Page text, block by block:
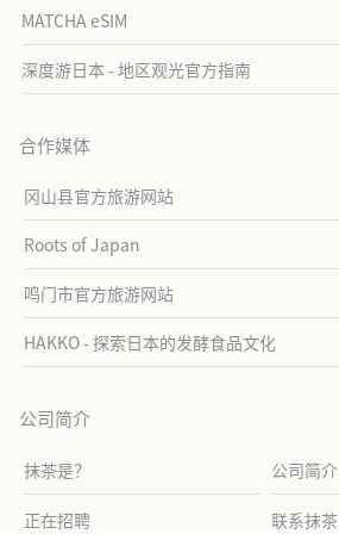
MATCHA eSIM
深度游日本 - 地区观光官方指南
合作媒体
冈山县官方旅游网站
Roots of Japan
鸣门市官方旅游网站
HAKKO - 探索日本的发酵食品文化
公司简介
抹茶是？ 公司简介
正在招聘 联系抹茶